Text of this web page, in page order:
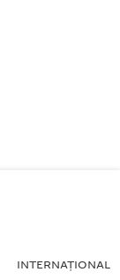
INTERNAŢIONAL